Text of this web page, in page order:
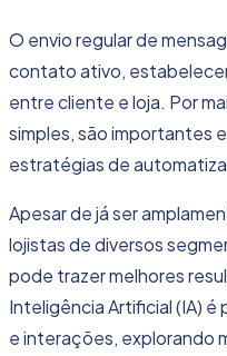
O envio regular de
contato ativo,
entre cliente e loja. Por
simples, são importantes
estratégias de
Apesar de já ser
lojistas de diversos
pode trazer melhores
Inteligência Artificial (IA)
e interações, explorando